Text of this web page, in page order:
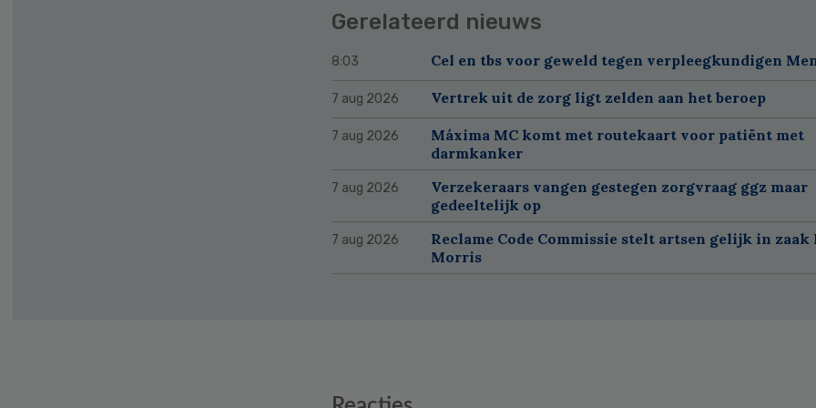
Gerelateerd nieuws
8:03 Cel en tbs voor geweld tegen verpleegkundigen
7 aug 2026 Vertrek uit de zorg ligt zelden aan het beroep
7 aug 2026
Máxima MC komt met routekaart voor patiënt met
darmkanker
7 aug 2026
Verzekeraars vangen gestegen zorgvraag ggz maar
gedeeltelijk op
7 aug 2026
Reclame Code Commissie stelt artsen gelijk in
Morris